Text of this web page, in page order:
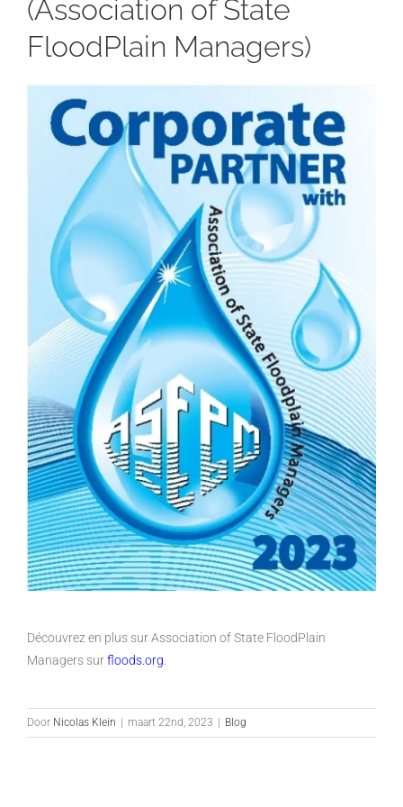
(Association of State
FloodPlain Managers)
Découvrez en plus sur Association of State FloodPlain
Managers surfloods.org.
Door Nicolas Klein maart 22nd, 2023 Blog